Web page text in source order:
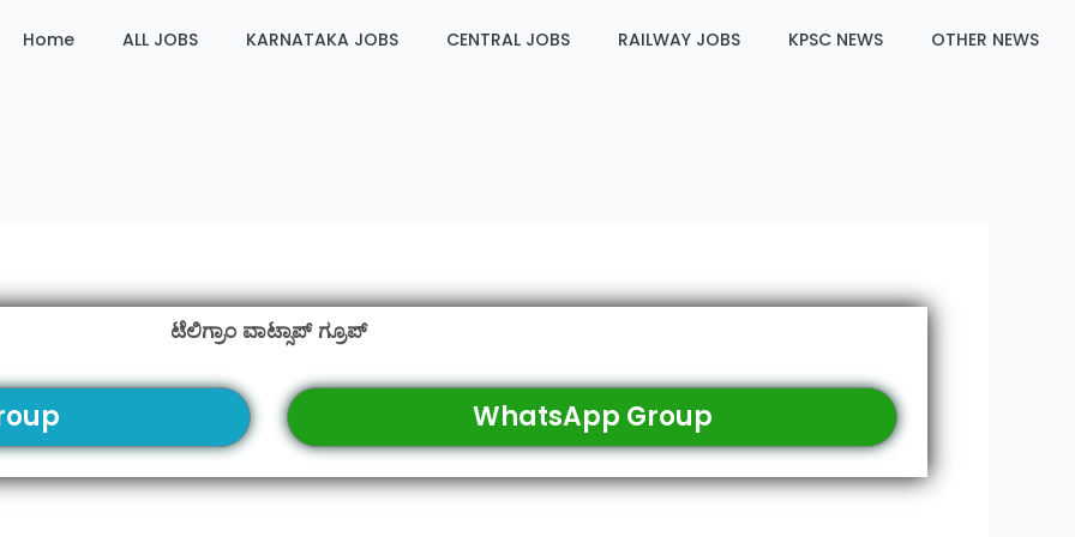
Home ALL JOBS KARNATAKA JOBS CENTRAL JOBS RAILWAY JOBS KPSC NEWS OTHER NEWS
ಟೆಲಿಗ್ರಾಂ ವಾಟ್ಸಾಪ್ ಗ್ರೂಪ್
WhatsApp Group